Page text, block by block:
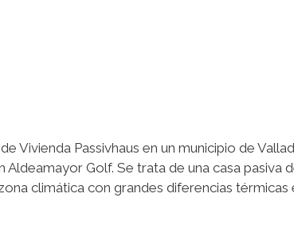
Vivienda Passivhaus en un municipio de
Golf. Se trata de una casa pasiva
climática con grandes diferencias térmicas